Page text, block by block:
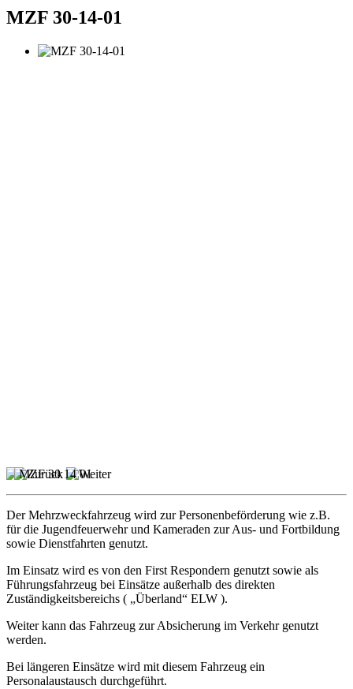
MZF 30-14-01
Der Mehrzweckfahrzeug wird zur Personenbeförderung wie z.B.
für die Jugendfeuerwehr und Kameraden zur Aus- und Fortbildung
sowie Dienstfahrten genutzt.
Im Einsatz wird es von den First Respondern genutzt sowie als
Führungsfahrzeug bei Einsätze außerhalb des direkten
Zuständigkeitsbereichs ( „Überland“ ELW ).
Weiter kann das Fahrzeug zur Absicherung im Verkehr genutzt
werden.
Bei längeren Einsätze wird mit diesem Fahrzeug ein
Personalaustausch durchgeführt.